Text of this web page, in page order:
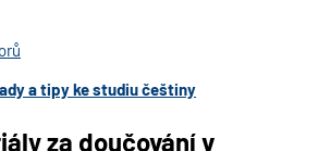
a tipy ke studiu češtiny
za doučování v